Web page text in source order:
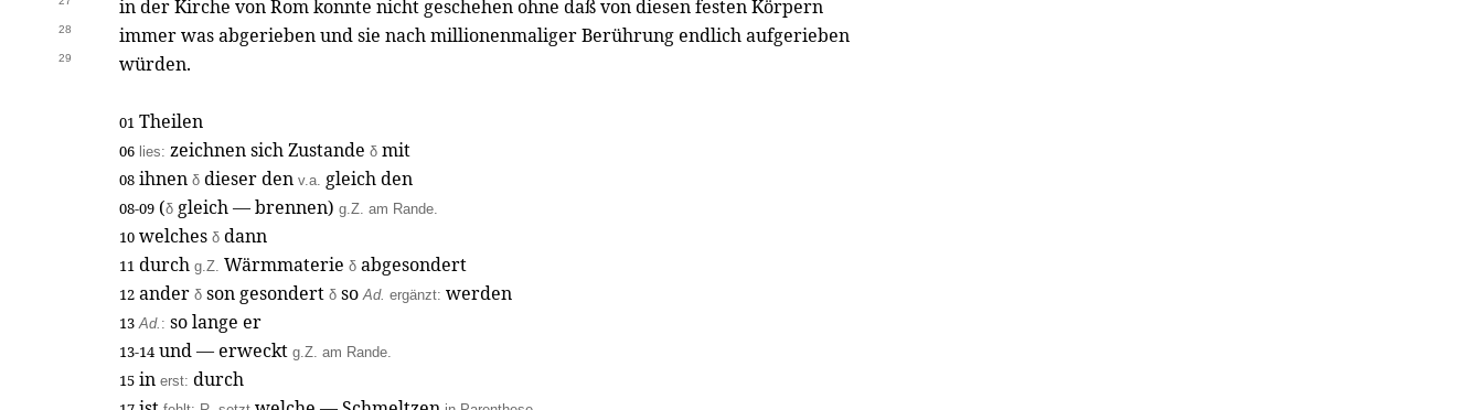
in der Kirche von Rom konnte nicht geschehen ohne daß von diesen festen Körpern
28 immer was abgerieben und sie nach millionenmaliger Berührung endlich aufgerieben
29 würden.
01 Theilen
06 lies: zeichnen sich Zustande δ mit
08 ihnen δ dieser den v.a. gleich den
08-09 (δ gleich — brennen) g.Z. am Rande.
10 welches δ dann
11 durch g.Z. Wärmmaterie δ abgesondert
12 ander δ son gesondert δ soAd. ergänzt: werden
13 Ad. : so lange er
13-14 und — erweckt g.Z. am Rande.
15 in erst: durch